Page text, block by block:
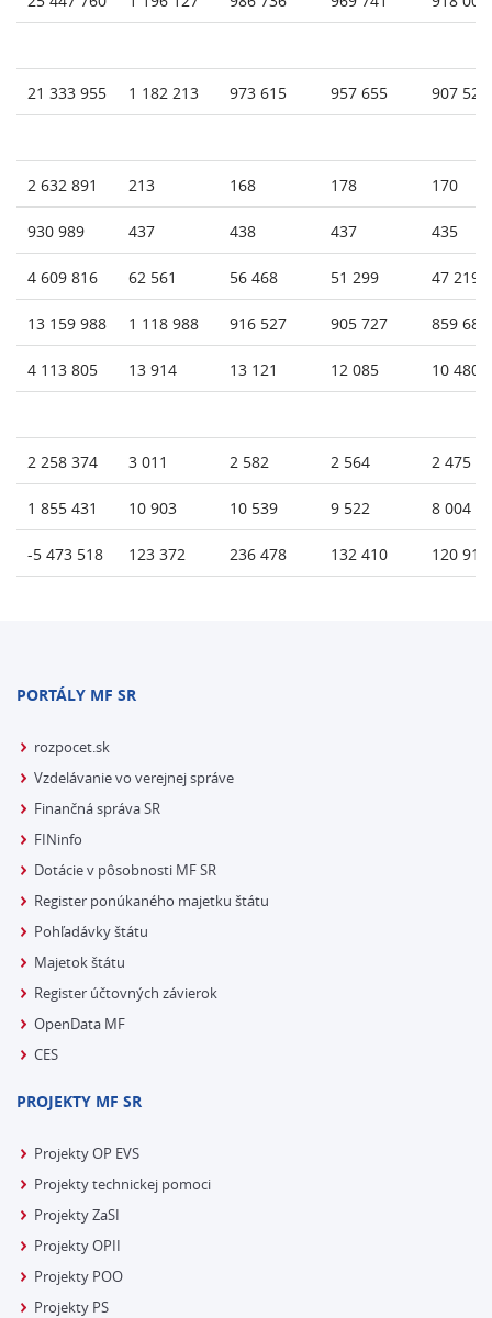
21 333 955 1 182 213 973 615 957 655 907 522
2 632 891 213 168 178 170
930 989 437 438 437 435
4 609 816 62 561 56 468 51 299 47 219
13 159 988 1 118 988 916 527 905 727 859 683
4 113 805 13 914 13 121 12 085 10 480
2 258 374 3 011 2 582 2 564 2 475
1 855 431 10 903 10 539 9 522 8 004
-5 473 518 123 372 236 478 132 410 120 910
PORTÁLY MF SR
rozpocet.sk
Vzdelávanie vo verejnej správe
Finančná správa SR
FINinfo
Dotácie v pôsobnosti MF SR
Register ponúkaného majetku štátu
Pohľadávky štátu
Majetok štátu
Register účtovných závierok
OpenData MF
CES
PROJEKTY MF SR
Projekty OP EVS
Projekty technickej pomoci
Projekty ZaSI
Projekty OPII
Projekty POO
Projekty PS